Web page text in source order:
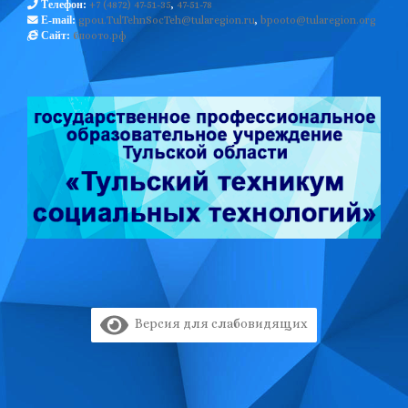
Телефон: +7 (4872) 47-51-35, 47-51-78
E-mail: gpou.TulTehnSocTeh@tularegion.ru, bpooto@tularegion.org
Сайт: бпоото.рф
Версия для слабовидящих